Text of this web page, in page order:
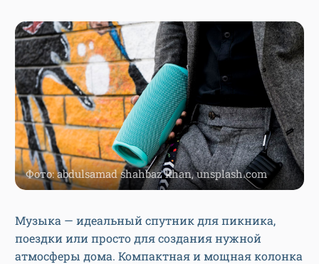
Фото: abdulsamad shahbaz khan, unsplash.com
Музыка — идеальный спутник для пикника,
поездки или просто для создания нужной
атмосферы дома. Компактная и мощная колонка